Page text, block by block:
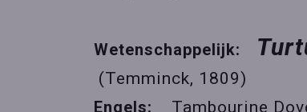
Wetenschappelijk:
(Temminck, 1809)
Engels: Tambourine